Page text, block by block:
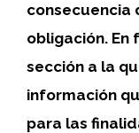
consecuencia
obligación. En
sección a la
información
para las